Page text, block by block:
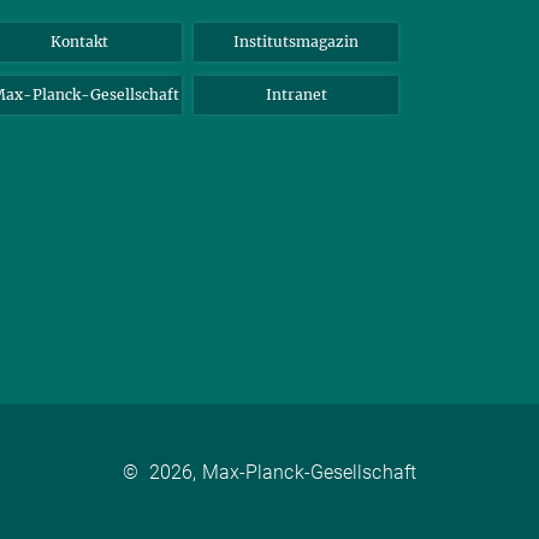
Kontakt Institutsmagazin
Planck-Gesellschaft Intranet
© 2026, Max-Planck-Gesellschaft